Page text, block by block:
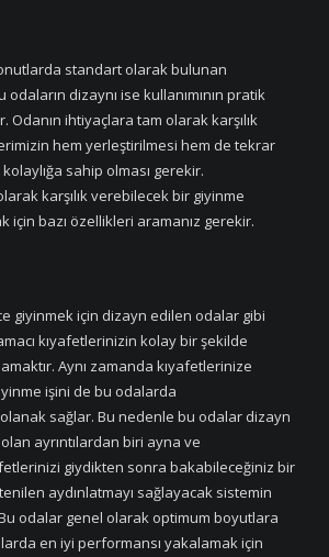
standart olarak bulunan
dizaynı ise kullanımının pratik
Odanın ihtiyaçlara tam olarak karşılık
hem yerleştirilmesi hem de tekrar
kolaylığa sahip olması gerekir.
karşılık verebilecek bir giyinme
için bazı özellikleri aramanız gerekir.
giyinmek için dizayn edilen odalar gibi
kıyafetlerinizin kolay bir şekilde
Aynı zamanda kıyafetlerinize
işini de bu odalarda
sağlar. Bu nedenle bu odalar dizayn
ayrıntılardan biri ayna ve
giydikten sonra bakabileceğiniz bir
aydınlatmayı sağlayacak sistemin
odalar genel olarak optimum boyutlara
en iyi performansı yakalamak için